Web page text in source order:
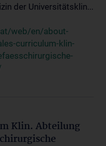
der Universitätsklin...
web/en/about-
curriculum-klin-
Klin. Abteilung